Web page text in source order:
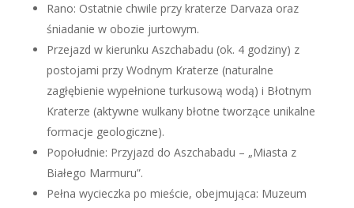
Rano: Ostatnie chwile przy kraterze Darvaza oraz
śniadanie w obozie jurtowym.
Przejazd w kierunku Aszchabadu (ok. 4 godziny) z
postojami przy Wodnym Kraterze (naturalne
zagłębienie wypełnione turkusową wodą) i Błotnym
Kraterze (aktywne wulkany błotne tworzące unikalne
formacje geologiczne).
Popołudnie: Przyjazd do Aszchabadu – „Miasta z
Białego Marmuru”.
Pełna wycieczka po mieście, obejmująca: Muzeum